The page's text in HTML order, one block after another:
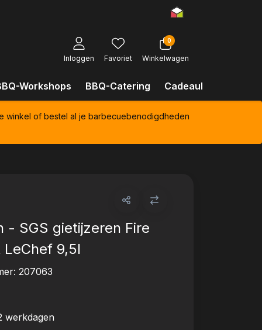
Inloggen Favoriet
0
Winkelwagen
Workshops BBQ-Catering Cadeaubonnen
winkel of bestel al je barbecuebenodigdheden
- SGS gietijzeren Fire
9,5l
207063
werkdagen